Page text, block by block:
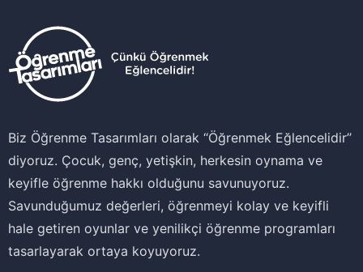
Biz Öğrenme Tasarımları olarak ‘‘Öğrenmek Eğlencelidir’’
diyoruz. Çocuk, genç, yetişkin, herkesin oynama ve
keyifle öğrenme hakkı olduğunu savunuyoruz.
Savunduğumuz değerleri, öğrenmeyi kolay ve keyifli
hale getiren oyunlar ve yenilikçi öğrenme programları
tasarlayarak ortaya koyuyoruz.